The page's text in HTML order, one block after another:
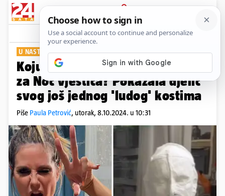
PRIJAVA
Show Komentari
U NASTAJANJU
Koju masku će sad Heidi imati
za Noć vještica? Pokazala djelić
svog još jednog 'ludog' kostima
Piše Paula Petrović, utorak, 8.10.2024. u 10:31